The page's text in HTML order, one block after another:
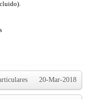
20-Mar-2018